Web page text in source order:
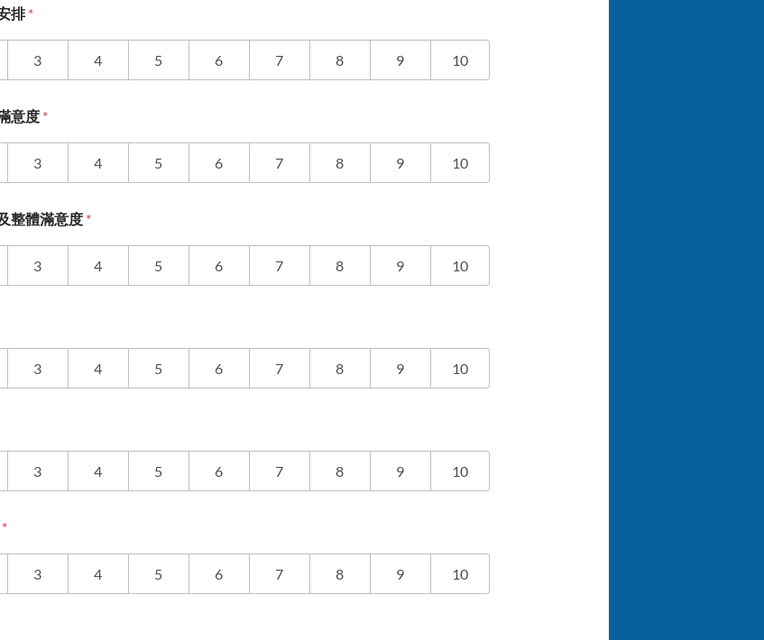
排*
3 4 5 6 7 8 9 10
意度 *
3 4 5 6 7 8 9 10
整體滿意度 *
3 4 5 6 7 8 9 10
3 4 5 6 7 8 9 10
3 4 5 6 7 8 9 10
*
3 4 5 6 7 8 9 10